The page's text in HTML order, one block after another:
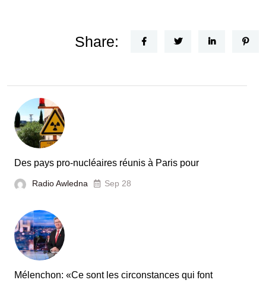
Share:
Des pays pro-nucléaires réunis à Paris pour
Radio Awledna Sep 28
Mélenchon: «Ce sont les circonstances qui font